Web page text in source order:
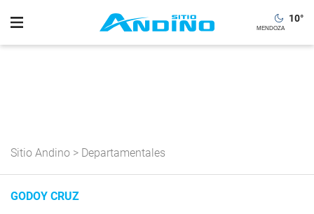
10°
Sitio Andino > Departamentales
GODOY CRUZ